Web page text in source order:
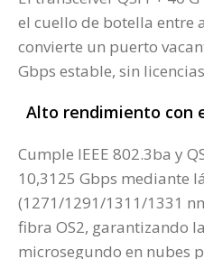
el cuello de botella entre
convierte un puerto
Gbps estable, sin
Alto rendimiento con
Cumple IEEE 802.3ba y
10,3125 Gbps mediante
(1271/1291/1311/1331
fibra OS2, garantizando
microsegundo en nubes